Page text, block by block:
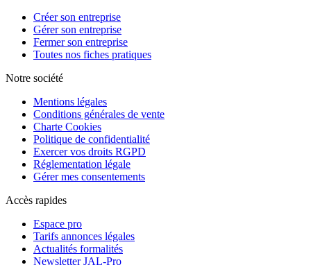
Créer son entreprise
Gérer son entreprise
Fermer son entreprise
Toutes nos fiches pratiques
Notre société
Mentions légales
Conditions générales de vente
Charte Cookies
Politique de confidentialité
Exercer vos droits RGPD
Réglementation légale
Gérer mes consentements
Accès rapides
Espace pro
Tarifs annonces légales
Actualités formalités
Newsletter JAL-Pro